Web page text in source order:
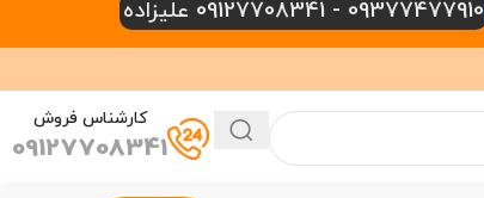
09377477910 - 09127708341 علیزاده
کارشناس فروش
09127708341